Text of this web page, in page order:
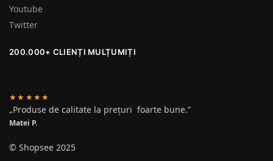
Youtube
Twitter
200.000+ CLIENȚI MULȚUMIȚI
★★★★★
„Produse de calitate la prețuri foarte bune.”
Matei P.
© Shopsee 2025